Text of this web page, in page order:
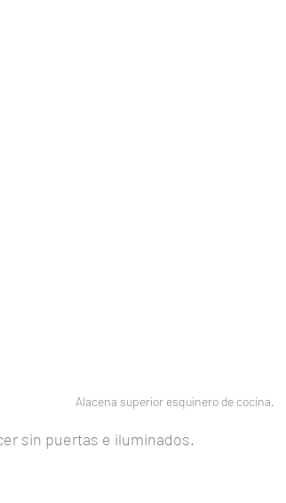
Alacena superior esquinero de cocina.
sin puertas e iluminados.